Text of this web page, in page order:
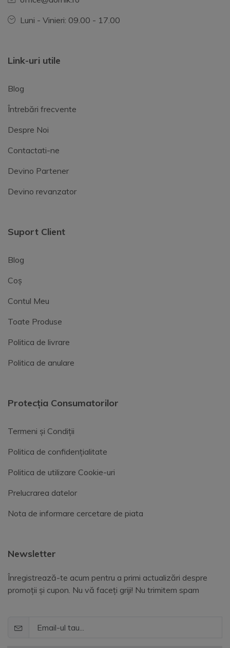
Luni - Vinieri: 09.00 - 17.00
Link-uri utile
Blog
Întrebări frecvente
Despre Noi
Contactati-ne
Devino Partener
Devino revanzator
Suport Client
Blog
Coș
Contul Meu
Toate Produse
Politica de livrare
Politica de anulare
Protecția Consumatorilor
Termeni și Condiții
Politica de confidențialitate
Politica de utilizare Cookie-uri
Prelucrarea datelor
Nota de informare cercetare de piata
Newsletter
Înregistrează-te acum pentru a primi actualizări despre
promoții și cupon. Nu vă faceți griji! Nu trimitem spam